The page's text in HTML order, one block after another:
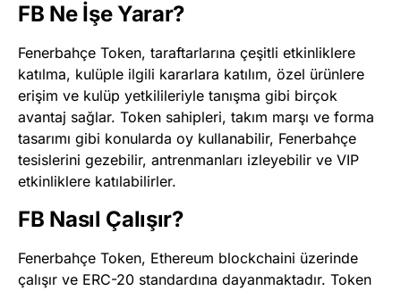
FB Ne İşe Yarar?
Fenerbahçe Token, taraftarlarına çeşitli etkinliklere
katılma, kulüple ilgili kararlara katılım, özel ürünlere
erişim ve kulüp yetkilileriyle tanışma gibi birçok
avantaj sağlar. Token sahipleri, takım marşı ve forma
tasarımı gibi konularda oy kullanabilir, Fenerbahçe
tesislerini gezebilir, antrenmanları izleyebilir ve VIP
etkinliklere katılabilirler​​.
FB Nasıl Çalışır?
Fenerbahçe Token, Ethereum blockchaini üzerinde
çalışır ve ERC-20 standardına dayanmaktadır. Token